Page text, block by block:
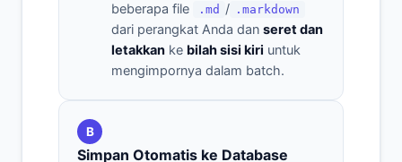
beberapa file
.md / .markdown
dari perangkat Anda dan seret dan
letakkan ke bilah sisi kiri untuk
mengimpornya dalam batch.
B
Simpan Otomatis ke Database